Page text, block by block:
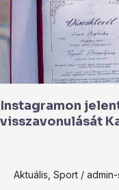
Instagramon
visszavonulását
Aktuális Sport /
Boglárka